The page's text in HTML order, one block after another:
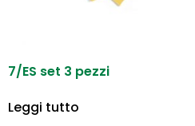
7/ES set 3 pezzi
Leggi tutto